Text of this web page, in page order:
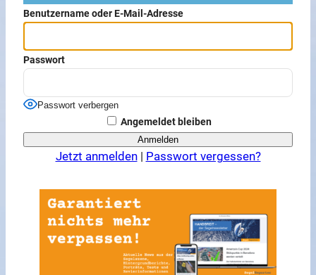
Benutzername oder E-Mail-Adresse
Passwort
Passwort verbergen
Angemeldet bleiben
Jetzt anmelden| Passwort vergessen?